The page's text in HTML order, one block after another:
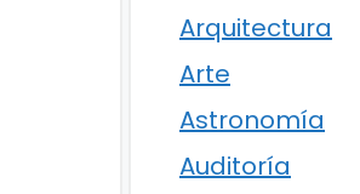
Arquitectura
Arte
Astronomía
Auditoría